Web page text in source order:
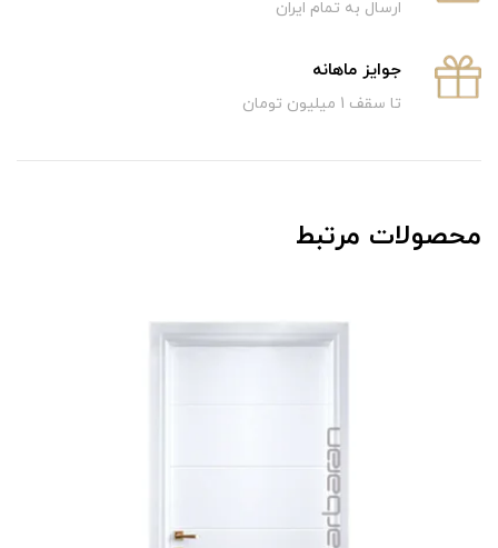
ارسال به تمام ایران
جوایز ماهانه
تا سقف 1 میلیون تومان
محصولات مرتبط